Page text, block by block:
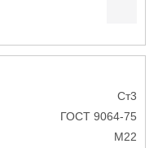
Ст3
ГОСТ 9064-75
М22